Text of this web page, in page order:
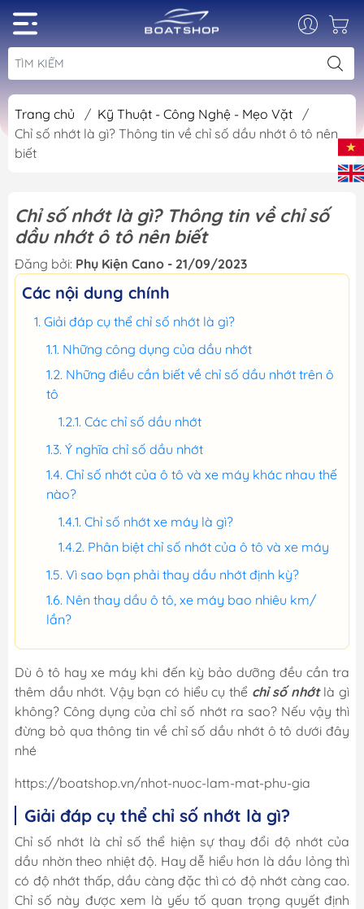
Trang chủ / Kỹ Thuật - Công Nghệ - Mẹo Vặt
/
Chỉ số nhớt là gì? Thông tin về chỉ số dầu nhớt ô tô nên
biết
Chỉ số nhớt là gì? Thông tin về chỉ số
dầu nhớt ô tô nên biết
Đăng bởi: Phụ Kiện Cano - 21/09/2023
Các nội dung chính
Giải đáp cụ thể chỉ số nhớt là gì?
Những công dụng của dầu nhớt
Những điều cần biết về chỉ số dầu nhớt trên ô
tô
Các chỉ số dầu nhớt
Ý nghĩa chỉ số dầu nhớt
Chỉ số nhớt của ô tô và xe máy khác nhau thế
nào?
Chỉ số nhớt xe máy là gì?
Phân biệt chỉ số nhớt của ô tô và xe máy
Vì sao bạn phải thay dầu nhớt định kỳ?
Nên thay dầu ô tô, xe máy bao nhiêu km/
lần?
Dù ô tô hay xe máy khi đến kỳ bảo dưỡng đều cần tra
thêm dầu nhớt. Vậy bạn có hiểu cụ thể chỉ số nhớtlà gì
không? Công dụng của chỉ số nhớt ra sao? Nếu vậy thì
đừng bỏ qua thông tin về chỉ số dầu nhớt ô tô dưới đây
nhé
https://boatshop.vn/nhot-nuoc-lam-mat-phu-gia
Giải đáp cụ thể chỉ số nhớt là gì?
Chỉ số nhớt là chỉ số thể hiện sự thay đổi độ nhớt của
dầu nhờn theo nhiệt độ. Hay dễ hiểu hơn là dầu lỏng thì
có độ nhớt thấp, dầu càng đặc thì có độ nhớt càng cao.
Chỉ số này được xem là yếu tố quan trọng quyết định